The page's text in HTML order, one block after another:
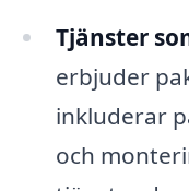
Tjänster
erbjuder
inkluderar
och